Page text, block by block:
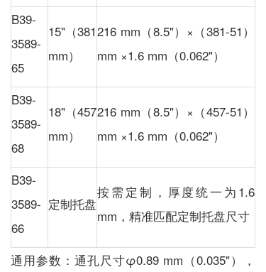
B39-
3589-
65
15"（381
mm）
216 mm（8.5"）×（381-51）
mm ×1.6 mm（0.062"）
B39-
3589-
68
18"（457
mm）
216 mm（8.5"）×（457-51）
mm ×1.6 mm（0.062"）
B39-
3589-
66
定制托盘
按需定制，厚度统一为1.6
mm，精准匹配定制托盘尺寸
通用参数：通孔尺寸φ0.89 mm（0.035"），